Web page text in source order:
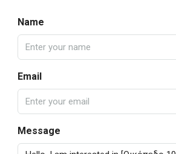
Name
Email
Message